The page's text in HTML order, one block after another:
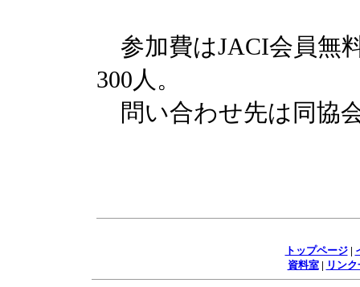
参加費はJACI会員無
300人。
問い合わせ先は同協会
トップページ|
資料室| リン